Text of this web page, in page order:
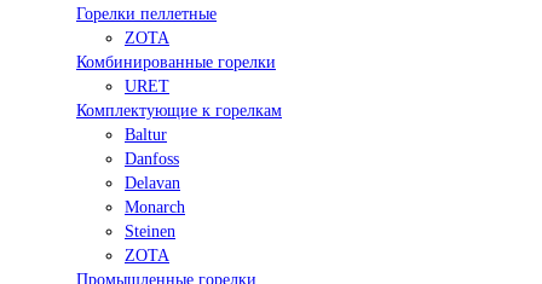
Горелки пеллетные
ZOTA
Комбинированные горелки
URET
Комплектующие к горелкам
Baltur
Danfoss
Delavan
Monarch
Steinen
ZOTA
Промышленные горелки